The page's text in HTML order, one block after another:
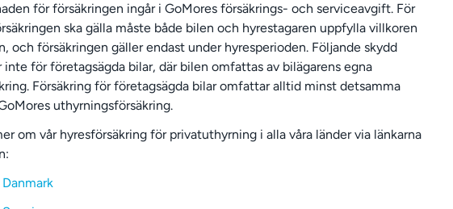
för försäkringen ingår i GoMores försäkrings- och serviceavgift. För
ska gälla måste både bilen och hyrestagaren uppfylla villkoren
och försäkringen gäller endast under hyresperioden. Följande skydd
inte för företagsägda bilar, där bilen omfattas av bilägarens egna
Försäkring för företagsägda bilar omfattar alltid minst detsamma
uthyrningsförsäkring.
om vår hyresförsäkring för privatuthyrning i alla våra länder via länkarna
Danmark